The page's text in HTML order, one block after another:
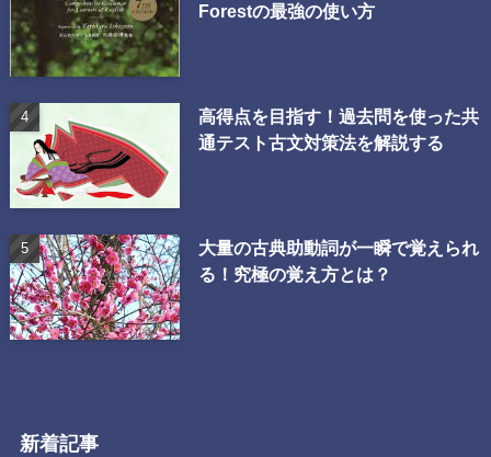
Forestの最強の使い方
高得点を目指す！過去問を使った共
通テスト古文対策法を解説する
大量の古典助動詞が一瞬で覚えられ
る！究極の覚え方とは？
新着記事